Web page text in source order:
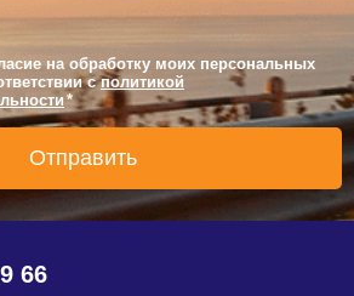
на обработку моих персональных
сполитикой
*
66